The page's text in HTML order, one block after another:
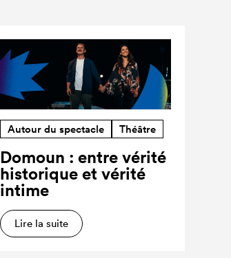
Autour du spectacle Théâtre
Domoun : entre vérité
historique et vérité
intime
Lire la suite